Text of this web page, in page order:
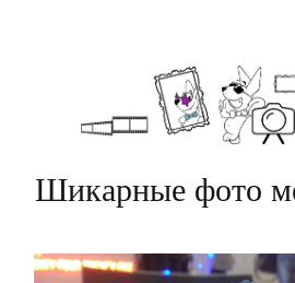
Шикарные фото